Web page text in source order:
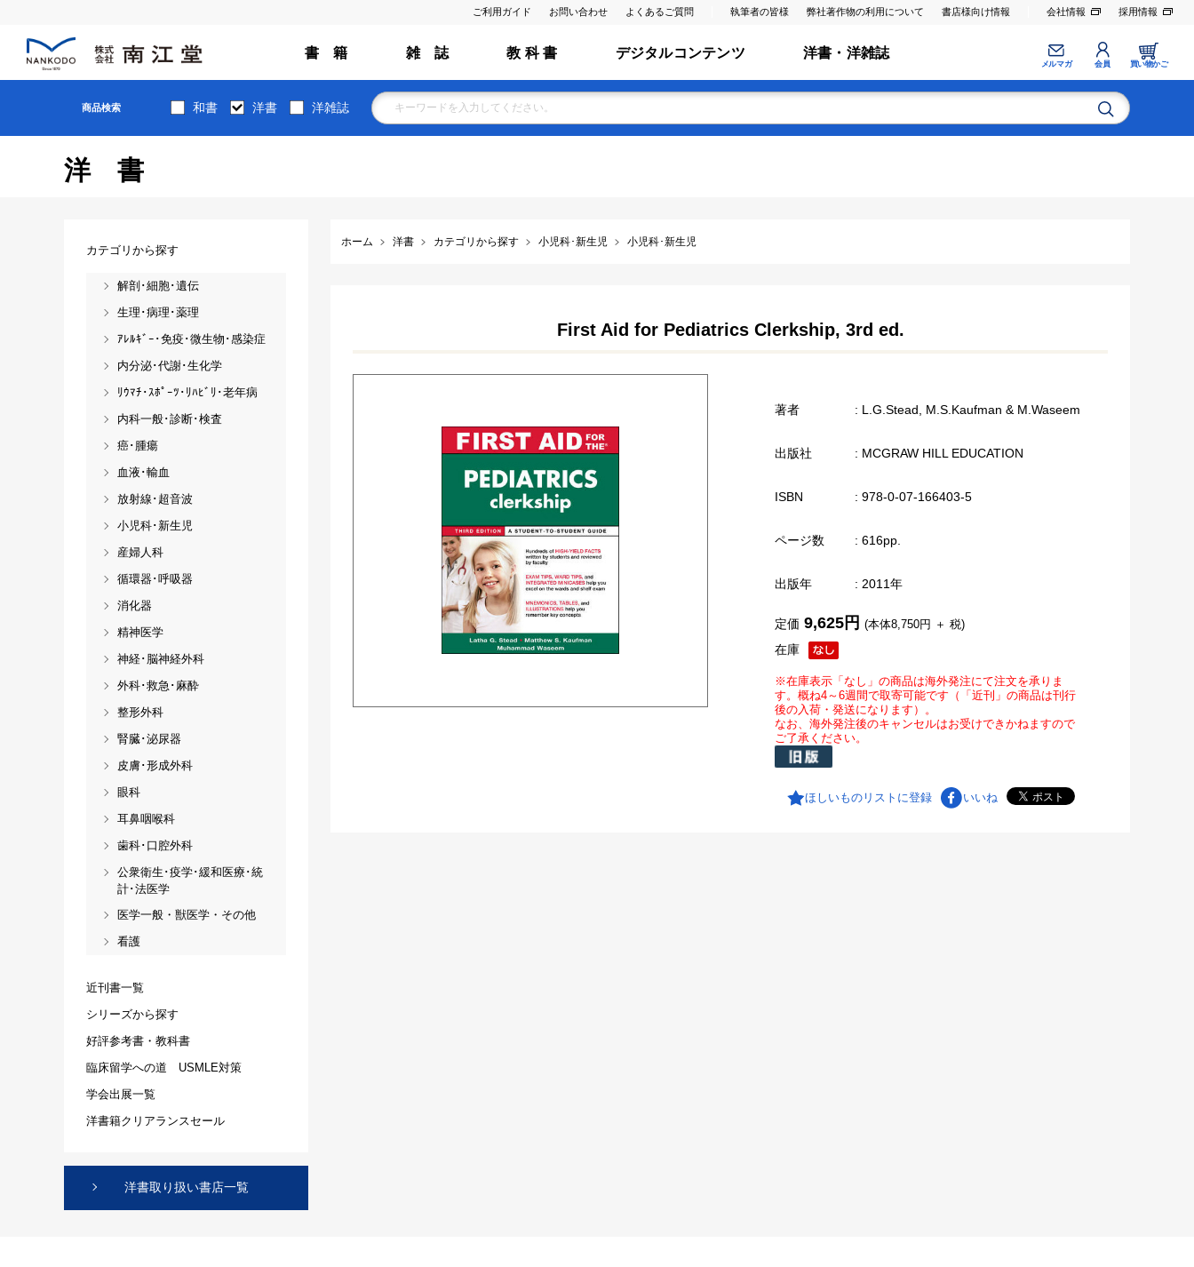
ご利用ガイド お問い合わせ よくあるご質問 執筆者の皆様 弊社著作物の利用について 書店様向け情報 会社情報 採用情報
書 籍 雑 誌 教 科 書 デジタルコンテンツ 洋書・洋雑誌
メルマガ 会員 買い物かご
商品検索 和書 洋書 洋雑誌
洋書
ホーム 洋書 カテゴリから探す 小児科･新生児 小児科･新生児
First Aid for Pediatrics Clerkship, 3rd ed.
著者 : L.G.Stead, M.S.Kaufman & M.Waseem
出版社 : MCGRAW HILL EDUCATION
ISBN : 978-0-07-166403-5
ページ数 : 616pp.
出版年 : 2011年
在庫
定価 9,625円 (本体8,750円 ＋ 税)
※在庫表示「なし」の商品は海外発注にて注文を承りま
す。概ね4～6週間で取寄可能です（「近刊」の商品は刊行
後の入荷・発送になります）。
なお、海外発注後のキャンセルはお受けできかねますので
ご了承ください。
ほしいものリストに登録 いいね
カテゴリから探す
解剖･細胞･遺伝
生理･病理･薬理
ｱﾚﾙｷﾞｰ･免疫･微生物･感染症
内分泌･代謝･生化学
ﾘｳﾏﾁ･ｽﾎﾟｰﾂ･ﾘﾊﾋﾞﾘ･老年病
内科一般･診断･検査
癌･腫瘍
血液･輸血
放射線･超音波
小児科･新生児
産婦人科
循環器･呼吸器
消化器
精神医学
神経･脳神経外科
外科･救急･麻酔
整形外科
腎臓･泌尿器
皮膚･形成外科
眼科
耳鼻咽喉科
歯科･口腔外科
公衆衛生･疫学･緩和医療･統
計･法医学
医学一般・獣医学・その他
看護
近刊書一覧
シリーズから探す
好評参考書・教科書
臨床留学への道 USMLE対策
学会出展一覧
洋書籍クリアランスセール
洋書取り扱い書店一覧